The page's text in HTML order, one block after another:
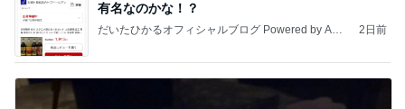
有名なのかな！？
だいたひかるオフィシャルブログ Powered by Ame
2日前